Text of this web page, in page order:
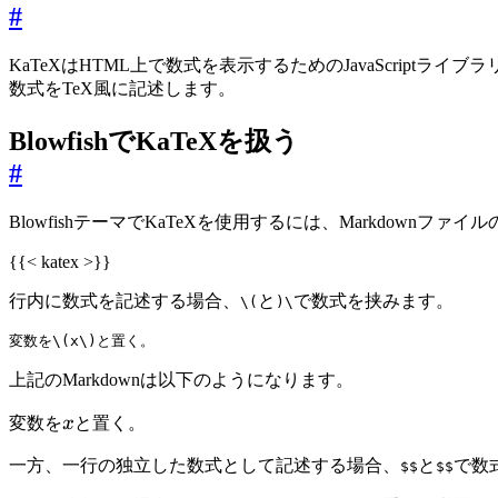
#
KaTeXはHTML上で数式を表示するためのJavaScriptライブ
数式をTeX風に記述します。
BlowfishでKaTeXを扱う
#
BlowfishテーマでKaTeXを使用するには、Markdownファイル
{{< katex >}}
行内に数式を記述する場合、 \( と )\ で数式を挟みます。
変数を\( x\) と置く。
上記のMarkdownは以下のようになります。
変数をx
xと置く。
一方、一行の独立した数式として記述する場合、 $$ と $$で数